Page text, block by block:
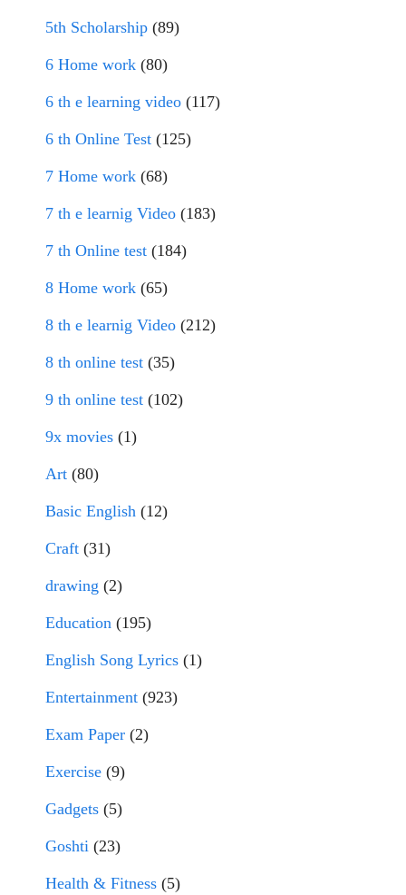
5th Scholarship (89)
6 Home work (80)
6 th e learning video (117)
6 th Online Test (125)
7 Home work (68)
7 th e learnig Video (183)
7 th Online test (184)
8 Home work (65)
8 th e learnig Video (212)
8 th online test (35)
9 th online test (102)
9x movies (1)
Art (80)
Basic English (12)
Craft (31)
drawing (2)
Education (195)
English Song Lyrics (1)
Entertainment (923)
Exam Paper (2)
Exercise (9)
Gadgets (5)
Goshti (23)
Health & Fitness (5)